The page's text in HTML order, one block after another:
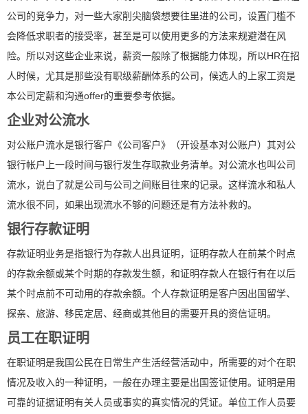
公司的竞争力，对一些大家削尖脑袋想要往里进的公司，设置门槛不
会降低求职者的接受率，甚至是可以使用更多的方法来规避潜在风
险。所以对这些企业来说，薪资一般除了根据能力体现，所以HR在招
人时候，尤其是那些没有职级薪酬体系的公司，候选人的上家工资是
本公司定薪和沟通offer的重要参考依据。
企业对公流水
对公账户流水是银行客户《公司客户》（开设基本对公账户）其对公
银行帐户上一段时间与银行发生存取款业务清单。对公流水也叫公司
流水，说白了就是公司与公司之间账目往来的记录。这样流水和私人
流水很不同，如果出现流水不够的问题还是有方法补救的。
银行存款证明
存款证明业务是指银行为存款人出具证明，证明存款人在前某个时点
的存款余额或某个时期的存款发生额，和证明存款人在银行有在以后
某个时点前不可动用的存款余额。个人存款证明是客户因出国留学、
探亲、旅游、移民定居、经商或其他目的需要开具的资信证明。
员工在职证明
在职证明是我国公民在日常生产生活经营活动中，所需要的对个在职
情况及收入的一种证明，一般在办理主要是出国签证使用。证明是用
可靠的证据证明有关人员或事实的真实情况的凭证。单位工作人员要